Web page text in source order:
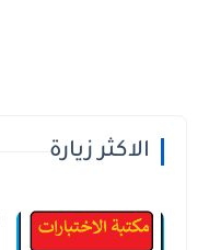
الاكثر زيارة